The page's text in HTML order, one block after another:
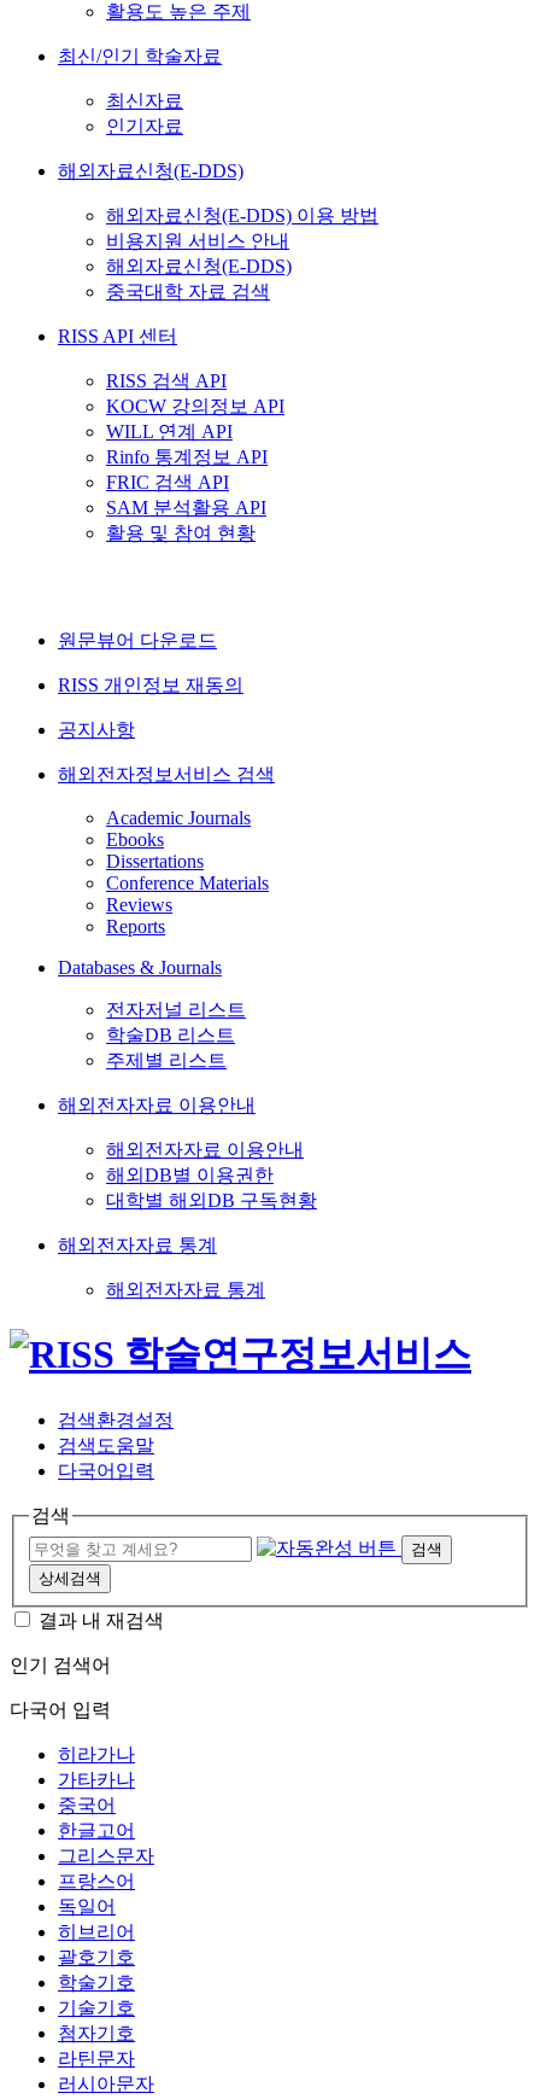
활용도 높은 주제
최신/인기 학술자료
최신자료
인기자료
해외자료신청(E-DDS)
해외자료신청(E-DDS) 이용 방법
비용지원 서비스 안내
해외자료신청(E-DDS)
중국대학 자료 검색
RISS API 센터
RISS 검색 API
KOCW 강의정보 API
WILL 연계 API
Rinfo 통계정보 API
FRIC 검색 API
SAM 분석활용 API
활용 및 참여 현황
원문뷰어 다운로드
RISS 개인정보 재동의
공지사항
해외전자정보서비스 검색
Academic Journals
Ebooks
Dissertations
Conference Materials
Reviews
Reports
Databases & Journals
전자저널 리스트
학술DB 리스트
주제별 리스트
해외전자자료 이용안내
해외전자자료 이용안내
해외DB별 이용권한
대학별 해외DB 구독현황
해외전자자료 통계
해외전자자료 통계
검색환경설정
검색도움말
다국어입력
검색
검색
상세검색
결과 내 재검색
인기 검색어
다국어 입력
히라가나
가타카나
중국어
한글고어
그리스문자
프랑스어
독일어
히브리어
괄호기호
학술기호
기술기호
첨자기호
라틴문자
러시아문자